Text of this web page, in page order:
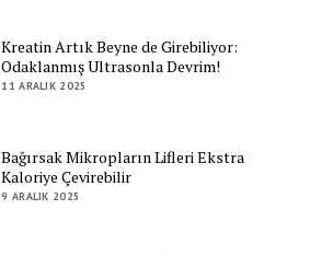
Kreatin Artık Beyne de Girebiliyor:
Odaklanmış Ultrasonla Devrim!
11 ARALIK 2025
Bağırsak Mikropların Lifleri Ekstra
Kaloriye Çevirebilir
9 ARALIK 2025